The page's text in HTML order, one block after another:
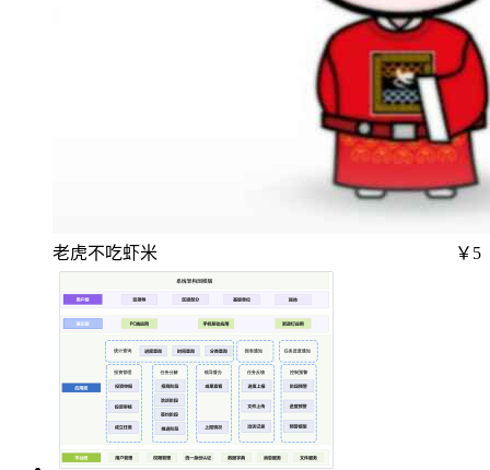
老虎不吃虾米 ￥5